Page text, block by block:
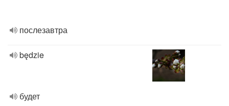
послезавтра
będzie
будет